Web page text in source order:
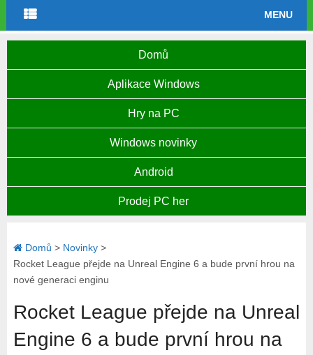
MENU
Domů
Aplikace Windows
Hry na PC
Windows novinky
Android
Prodej PC her
Domů > Novinky>
Rocket League přejde na Unreal Engine 6 a bude první hrou na
nové generaci enginu
Rocket League přejde na Unreal
Engine 6 a bude první hrou na